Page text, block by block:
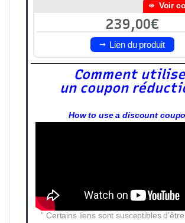
Voir
239,00€
Lien du produit
Comment
un coupon
How to use a discount
” Certains liens sont susceptibles